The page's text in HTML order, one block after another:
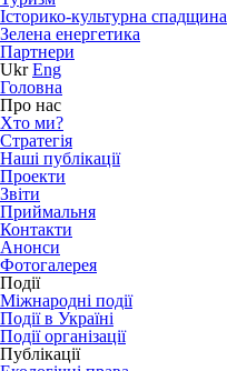
Історико-культурна спадщина
Зелена енергетика
Партнери
Ukr Eng
Головна
Про нас
Хто ми?
Стратегія
Наші публікації
Проекти
Звіти
Приймальня
Контакти
Анонси
Фотогалерея
Події
Міжнародні події
Події в Україні
Події організації
Публікації